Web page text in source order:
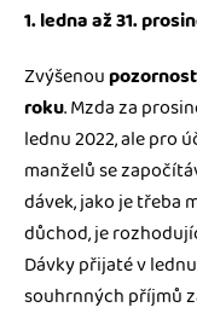
1. ledna až 31.
Zvýšenou
roku. Mzda za
lednu 2022, ale pro
manželů se
dávek, jako je třeba
důchod, je
Dávky přijaté v
souhrnných příjmů